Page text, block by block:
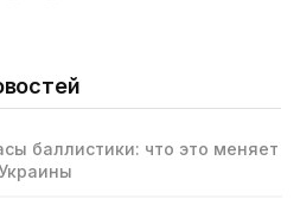
баллистики: что это меняет